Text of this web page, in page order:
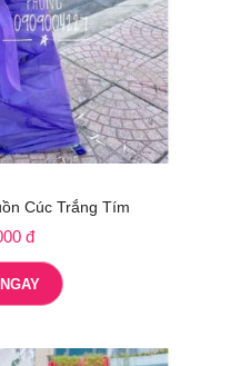
Cúc Trắng Tím
đ